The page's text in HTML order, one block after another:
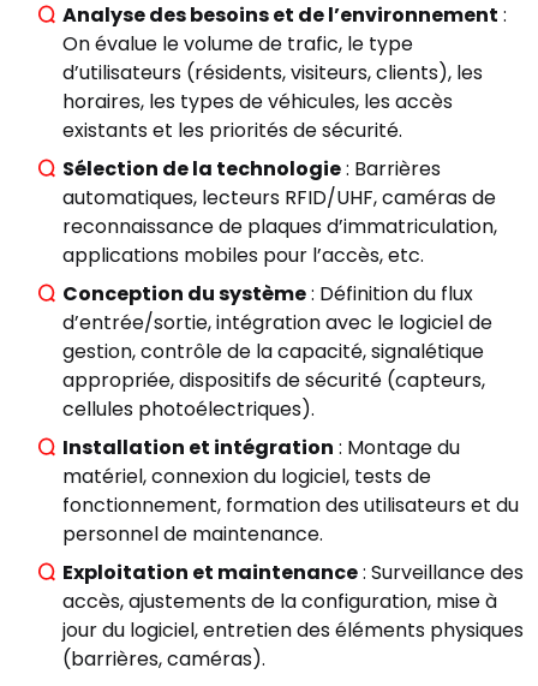
Analyse des besoins et de l’environnement :
On évalue le volume de trafic, le type
d’utilisateurs (résidents, visiteurs, clients), les
horaires, les types de véhicules, les accès
existants et les priorités de sécurité.
Sélection de la technologie: Barrières
automatiques, lecteurs RFID/UHF, caméras de
reconnaissance de plaques d’immatriculation,
applications mobiles pour l’accès, etc.
Conception du système: Définition du flux
d’entrée/sortie, intégration avec le logiciel de
gestion, contrôle de la capacité, signalétique
appropriée, dispositifs de sécurité (capteurs,
cellules photoélectriques).
Installation et intégration : Montage du
matériel, connexion du logiciel, tests de
fonctionnement, formation des utilisateurs et du
personnel de maintenance.
Exploitation et maintenance: Surveillance des
accès, ajustements de la configuration, mise à
jour du logiciel, entretien des éléments physiques
(barrières, caméras).